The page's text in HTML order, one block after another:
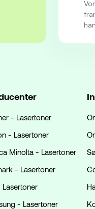
- Lasertoner
- Lasertoner
Minolta - Lasertoner
- Lasertoner
- Lasertoner